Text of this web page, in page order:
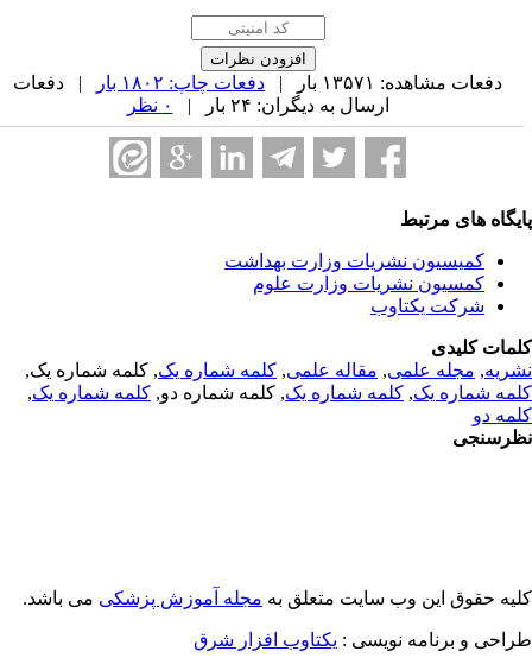
دفعات مشاهده: ۱۳۵۷۱ بار | دفعات چاپ: ۱۸۰۲ بار
| دفعات
ارسال به دیگران: ۲۴ بار |
های مرتبط
کمیسیون نشریات وزارت بهداشت
کمسیون نشریات وزارت علوم
شرکت یکتاوب
کلیدی
,مجله علمی, مقاله علمی, کلمه شماره یک, کلمه شماره یک,
شماره یک,کلمه شماره یک, کلمه شماره دو,کلمه شماره یک,
دو
حقوق این وب سایت متعلق بهمجله آموزش پزشکیمی باشد.
و برنامه نویسی : یکتاوب افزار شرق